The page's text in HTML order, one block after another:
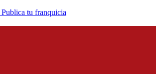
Publica tu franquicia